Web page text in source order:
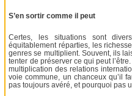
S’en sortir comme il peut
Certes, les situations sont
équitablement réparties, les
genres se multiplient. Souvent, ils
tenter de préserver ce qui peut
multiplication des relations
voie commune, un chanceux qu’il
pas toujours avéré, et pourquoi pas